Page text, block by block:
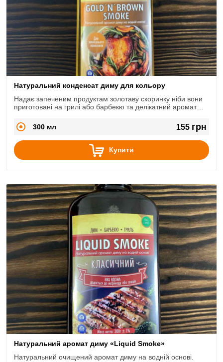
Натуральний конденсат диму для кольору
Надає запеченим продуктам золотаву скоринку ніби вони
приготовані на грилі або барбекю та делікатний аромат
300 мл
155 грн
Купити
Натуральний аромат диму «Liquid Smoke»
Натуральний очищений аромат диму на водній основі.